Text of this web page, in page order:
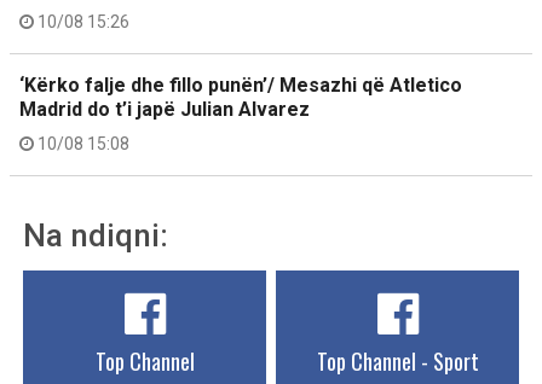
10/08 15:26
‘Kërko falje dhe fillo punën’/ Mesazhi që Atletico
Madrid do t’i japë Julian Alvarez
10/08 15:08
Na ndiqni:
Top Channel Top Channel - Sport